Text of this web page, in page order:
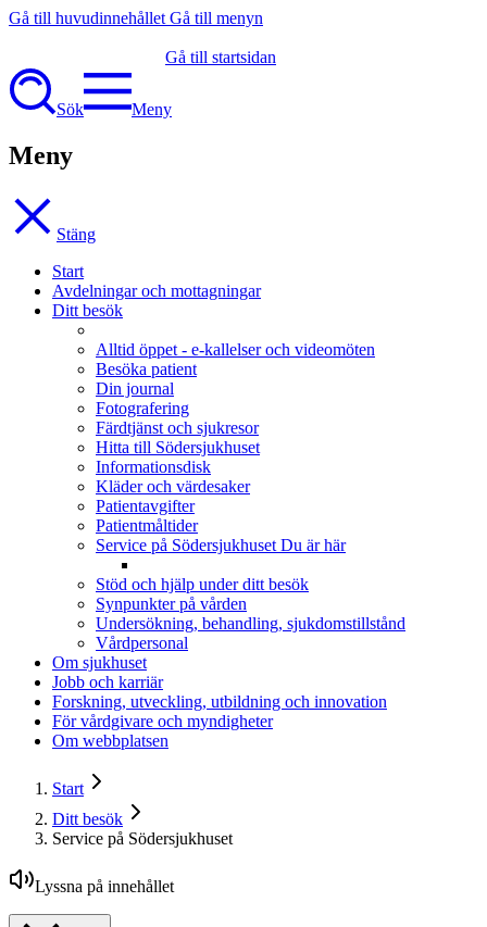
Gå till huvudinnehållet Gå till menyn
Gå till startsidan
Sök Meny
Meny
Stäng
Start
Avdelningar och mottagningar
Ditt besök
Alltid öppet - e-kallelser och videomöten
Besöka patient
Din journal
Fotografering
Färdtjänst och sjukresor
Hitta till Södersjukhuset
Informationsdisk
Kläder och värdesaker
Patientavgifter
Patientmåltider
Service på Södersjukhuset Du är här
Stöd och hjälp under ditt besök
Synpunkter på vården
Undersökning, behandling, sjukdomstillstånd
Vårdpersonal
Om sjukhuset
Jobb och karriär
Forskning, utveckling, utbildning och innovation
För vårdgivare och myndigheter
Om webbplatsen
Start
Ditt besök
Service på Södersjukhuset
Lyssna på innehållet